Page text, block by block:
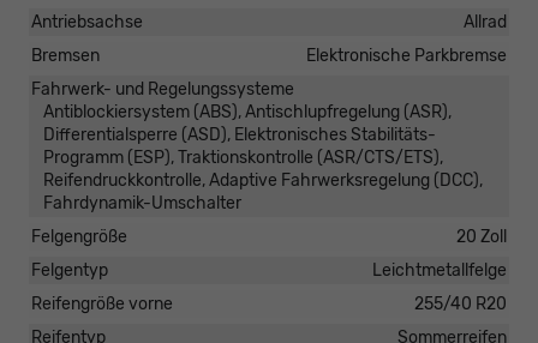
Antriebsachse
Allrad
Bremsen
Elektronische Parkbremse
Fahrwerk- und Regelungssysteme
Antiblockiersystem (ABS), Antischlupfregelung (ASR),
Differentialsperre (ASD), Elektronisches Stabilitäts-
Programm (ESP), Traktionskontrolle (ASR/CTS/ETS),
Reifendruckkontrolle, Adaptive Fahrwerksregelung (DCC),
Fahrdynamik-Umschalter
Felgengröße
20 Zoll
Felgentyp
Leichtmetallfelge
Reifengröße vorne
255/40 R20
Reifentyp
Sommerreifen